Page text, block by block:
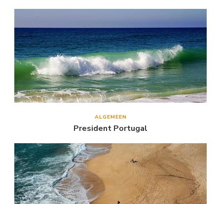
ALGEMEEN
President Portugal